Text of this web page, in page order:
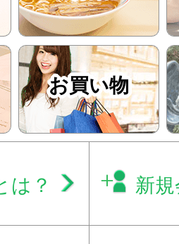
お買い物
は？ 新